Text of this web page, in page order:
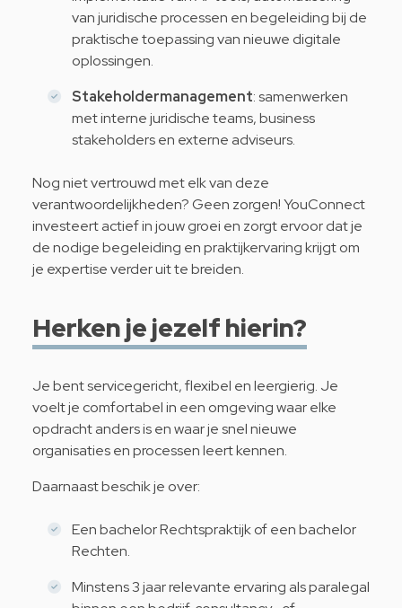
van juridische processen en begeleiding bij de
praktische toepassing van nieuwe digitale
oplossingen.
Stakeholdermanagement: samenwerken
met interne juridische teams, business
stakeholders en externe adviseurs.
Nog niet vertrouwd met elk van deze
verantwoordelijkheden? Geen zorgen! YouConnect
investeert actief in jouw groei en zorgt ervoor dat je
de nodige begeleiding en praktijkervaring krijgt om
je expertise verder uit te breiden.
Herken je jezelf hierin?
Je bent servicegericht, flexibel en leergierig. Je
voelt je comfortabel in een omgeving waar elke
opdracht anders is en waar je snel nieuwe
organisaties en processen leert kennen.
Daarnaast beschik je over:
Een bachelor Rechtspraktijk of een bachelor
Rechten.
Minstens 3 jaar relevante ervaring als paralegal